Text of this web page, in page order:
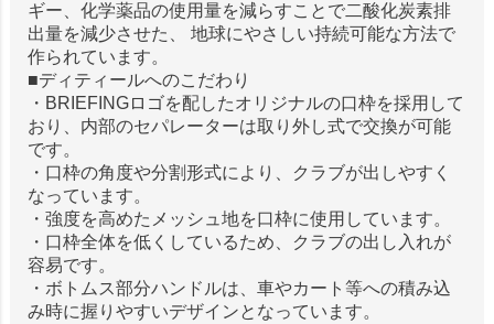
ギー、化学薬品の使用量を減らすことで二酸化炭素排
出量を減少させた、 地球にやさしい持続可能な方法で
作られています。
■ディティールへのこだわり
・BRIEFINGロゴを配したオリジナルの口枠を採用して
おり、内部のセパレーターは取り外し式で交換が可能
です。
・口枠の角度や分割形式により、クラブが出しやすく
なっています。
・強度を高めたメッシュ地を口枠に使用しています。
・口枠全体を低くしているため、クラブの出し入れが
容易です。
・ボトムス部分ハンドルは、車やカート等への積み込
み時に握りやすいデザインとなっています。